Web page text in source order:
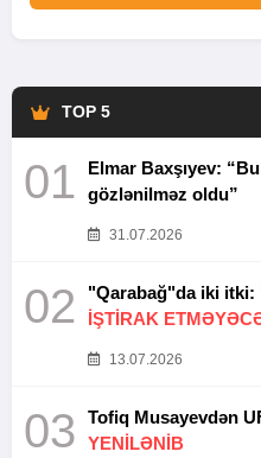
TOP 5
01
Elmar Baxşıyev:
gözlənilməz oldu”
31.07.2026
02 "Qarabağ"da iki itki:
İŞTİRAK
13.07.2026
03
YENİLƏNİB